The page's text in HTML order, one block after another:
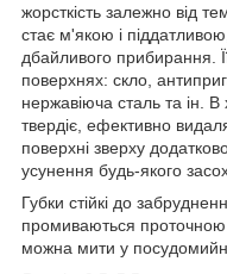
жорсткість залежно від
стає м'якою і
дбайливого прибирання.
поверхнях: скло,
нержавіюча сталь та ін. В
твердіє, ефективно
поверхні зверху
усунення будь-якого
Губки стійкі до
промиваються проточною
можна мити у